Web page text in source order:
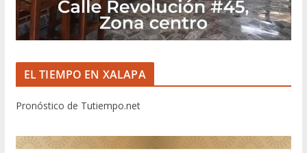
EL TIEMPO EN XALAPA
Pronóstico de Tutiempo.net